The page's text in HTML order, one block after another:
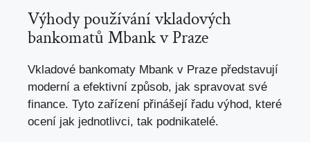
Výhody používání vkladových
bankomatů Mbank v Praze
Vkladové bankomaty Mbank v Praze představují
moderní a efektivní způsob, jak spravovat své
finance. Tyto zařízení přinášejí řadu výhod, které
ocení jak jednotlivci, tak podnikatelé.